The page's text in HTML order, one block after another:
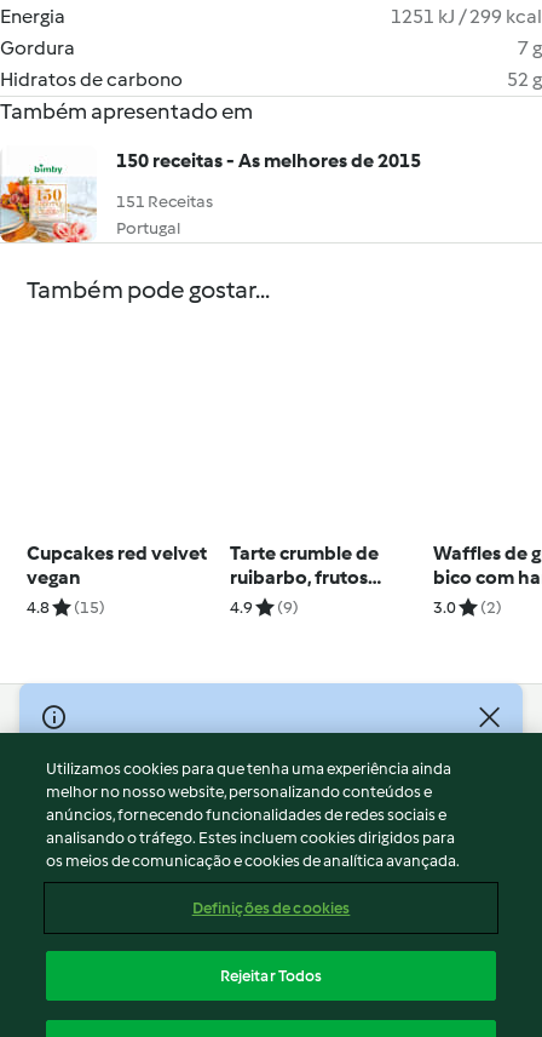
Energia
1251 kJ / 299 kcal
Gordura
7 g
Hidratos de carbono
52 g
Também apresentado em
150 receitas - As melhores de 2015
151 Receitas
Portugal
Também pode gostar...
Cupcakes red velvet
vegan
4.8 (15)
Tarte crumble de
ruibarbo, frutos
vermelhos e pera
4.9 (9)
Waffles de
bico com
baba
3.0 (2)
© Copyright 2026
Termos de Utilização
Aviso sobre Proteção de Dados
Aviso
Apoio legal
Conteúdo do relatório
Declaração de acessibilidade
Utilizamos cookies para que tenha uma experiência ainda
melhor no nosso website, personalizando conteúdos e
anúncios, fornecendo funcionalidades de redes sociais e
analisando o tráfego. Estes incluem cookies dirigidos para
os meios de comunicação e cookies de analítica avançada.
Definições de cookies
Rejeitar Todos